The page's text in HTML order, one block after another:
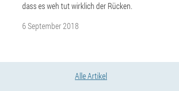
dass es weh tut wirklich der Rücken.
6 September 2018
Alle Artikel